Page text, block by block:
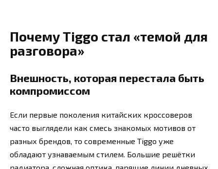
Почему Tiggo стал «темой для
разговора»
Внешность, которая перестала быть
компромиссом
Если первые поколения китайских кроссоверов
часто выглядели как смесь знакомых мотивов от
разных брендов, то современные Tiggo уже
обладают узнаваемым стилем. Большие решётки